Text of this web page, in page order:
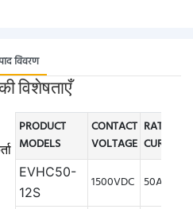
विवरण
विशेषताएँ
PRODUCT
MODELS
CONTACT
VOLTAGE
RATED
CURRENT
EVHC50-
12S
1500VDC 50A